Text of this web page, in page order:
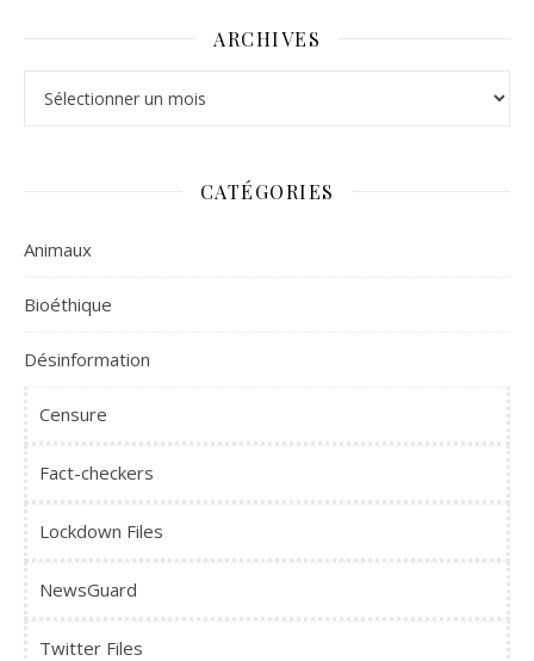
ARCHIVES
CATÉGORIES
Animaux
Bioéthique
Désinformation
Censure
Fact-checkers
Lockdown Files
NewsGuard
Twitter Files